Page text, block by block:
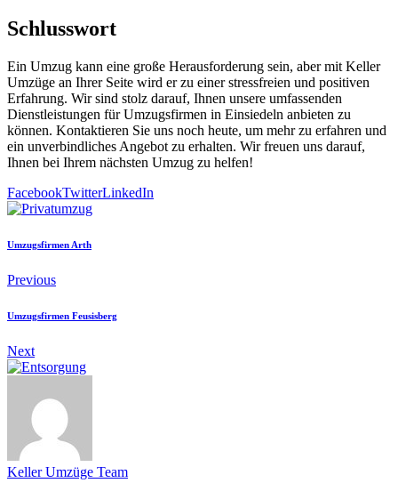
Schlusswort
Ein Umzug kann eine große Herausforderung sein, aber mit Keller
Umzüge an Ihrer Seite wird er zu einer stressfreien und positiven
Erfahrung. Wir sind stolz darauf, Ihnen unsere umfassenden
Dienstleistungen für Umzugsfirmen in Einsiedeln anbieten zu
können. Kontaktieren Sie uns noch heute, um mehr zu erfahren und
ein unverbindliches Angebot zu erhalten. Wir freuen uns darauf,
Ihnen bei Ihrem nächsten Umzug zu helfen!
FacebookTwitterLinkedIn
Umzugsfirmen Arth
Previous
Umzugsfirmen Feusisberg
Next
Keller Umzüge Team